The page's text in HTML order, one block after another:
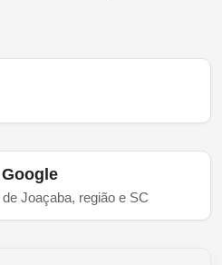
Joaçaba, região e SC